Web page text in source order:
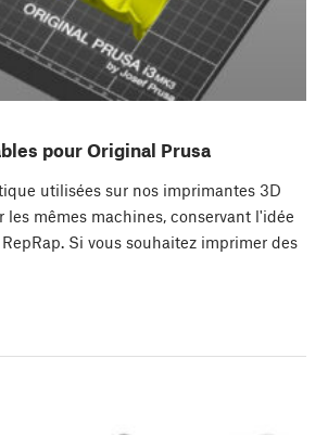
pour Original Prusa
utilisées sur nos imprimantes 3D
les mêmes machines, conservant l'idée
Si vous souhaitez imprimer des